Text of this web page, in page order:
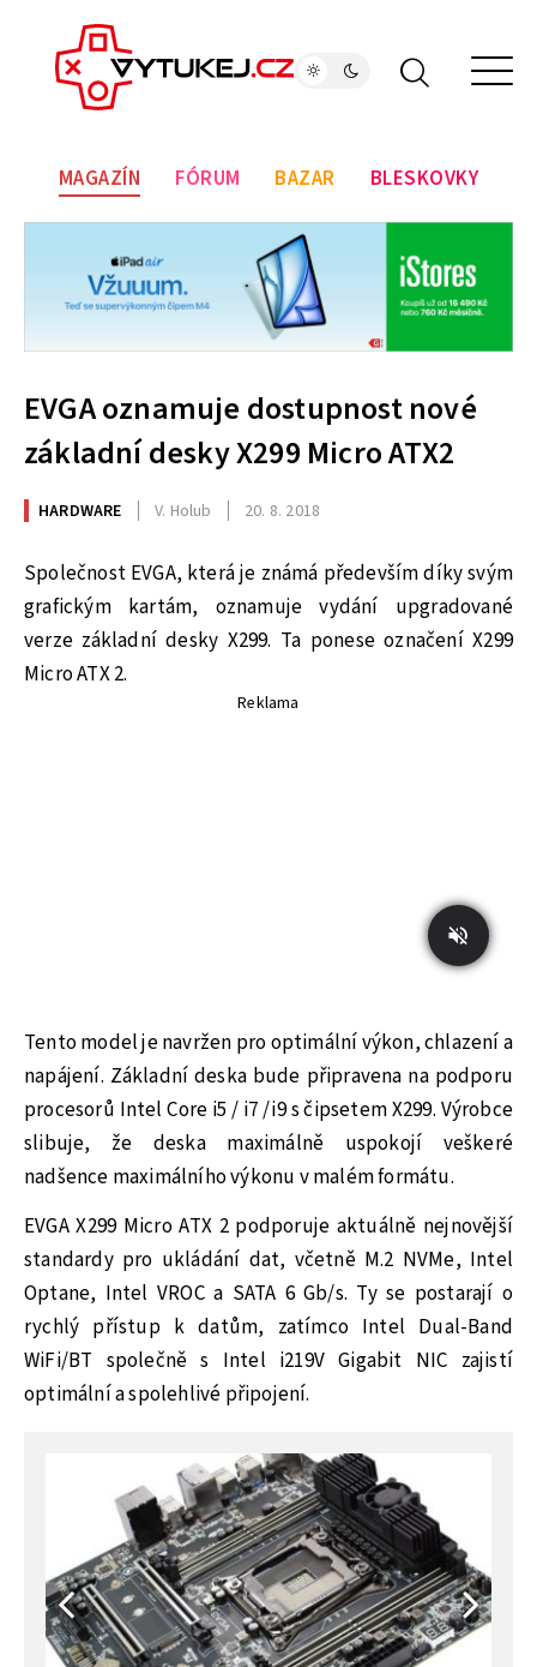
MAGAZÍN FÓRUM BAZAR BLESKOVKY
EVGA oznamuje dostupnost nové
základní desky X299 Micro ATX2
HARDWARE V. Holub 20. 8. 2018
Společnost EVGA, která je známá především díky svým
grafickým kartám, oznamuje vydání upgradované
verze základní desky X299. Ta ponese označení X299
Micro ATX 2.
Reklama
Tento model je navržen pro optimální výkon, chlazení a
napájení. Základní deska bude připravena na podporu
procesorů Intel Core i5 / i7 /i9 s čipsetem X299. Výrobce
slibuje, že deska maximálně uspokojí veškeré
nadšence maximálního výkonu v malém formátu.
EVGA X299 Micro ATX 2 podporuje aktuálně nejnovější
standardy pro ukládání dat, včetně M.2 NVMe, Intel
Optane, Intel VROC a SATA 6 Gb/s. Ty se postarají o
rychlý přístup k datům, zatímco Intel Dual-Band
WiFi/BT společně s Intel i219V Gigabit NIC zajistí
optimální a spolehlivé připojení.